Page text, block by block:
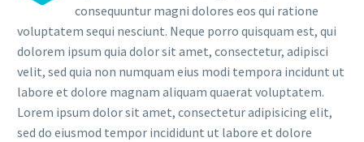
consequuntur magni dolores eos qui ratione
voluptatem sequi nesciunt. Neque porro quisquam est, qui
dolorem ipsum quia dolor sit amet, consectetur, adipisci
velit, sed quia non numquam eius modi tempora incidunt ut
labore et dolore magnam aliquam quaerat voluptatem.
Lorem ipsum dolor sit amet, consectetur adipisicing elit,
sed do eiusmod tempor incididunt ut labore et dolore